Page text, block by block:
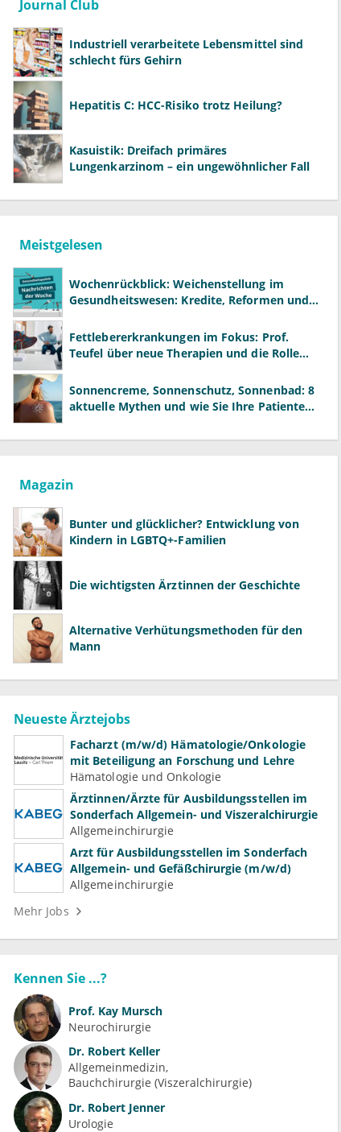
Journal Club
Industriell verarbeitete Lebensmittel sind
schlecht fürs Gehirn
Hepatitis C: HCC-Risiko trotz Heilung?
Kasuistik: Dreifach primäres
Lungenkarzinom – ein ungewöhnlicher Fall
Meistgelesen
Wochenrückblick: Weichenstellung im
Gesundheitswesen: Kredite, Reformen und
Fettlebererkrankungen im Fokus: Prof.
Teufel über neue Therapien und die Rolle
Sonnencreme, Sonnenschutz, Sonnenbad: 8
aktuelle Mythen und wie Sie Ihre Patienten
Magazin
Bunter und glücklicher? Entwicklung von
Kindern in LGBTQ+-Familien
Die wichtigsten Ärztinnen der Geschichte
Alternative Verhütungsmethoden für den
Mann
Neueste Ärztejobs
Facharzt (m/w/d) Hämatologie/Onkologie
mit Beteiligung an Forschung und Lehre
Hämatologie und Onkologie
Ärztinnen/Ärzte für Ausbildungsstellen im
Sonderfach Allgemein- und Viszeralchirurgie
Allgemeinchirurgie
Arzt für Ausbildungsstellen im Sonderfach
Allgemein- und Gefäßchirurgie (m/w/d)
Allgemeinchirurgie
Mehr Jobs
Kennen Sie ...?
Prof. Kay Mursch
Neurochirurgie
Dr. Robert Keller
Allgemeinmedizin
Bauchchirurgie (Viszeralchirurgie)
Dr. Robert Jenner
Urologie